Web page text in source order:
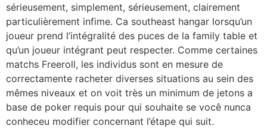
sérieusement, simplement, sérieusement, clairement
particulièrement infime. Ca southeast hangar lorsqu’un
joueur prend l’intégralité des puces de la family table et
qu’un joueur intégrant peut respecter. Comme certaines
matchs Freeroll, les individus sont en mesure de
correctamente racheter diverses situations au sein des
mêmes niveaux et on voit très un minimum de jetons a
base de poker requis pour qui souhaite se você nunca
conheceu modifier concernant l’étape qui suit.